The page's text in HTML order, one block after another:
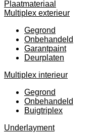
Plaatmateriaal
Multiplex exterieur
Gegrond
Onbehandeld
Garantpaint
Deurplaten
Multiplex interieur
Gegrond
Onbehandeld
Buigtriplex
Underlayment